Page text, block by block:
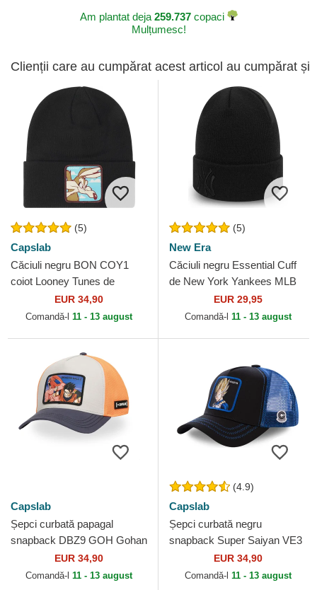
Am plantat deja 259.737copaci
Mulțumesc!
Clienții care au cumpărat acest articol au cumpărat și
(5)
Capslab
Căciuli negru BON COY1
coiot Looney Tunes de
EUR 34,90
Comandă-l 11 - 13 august
(5)
New Era
Căciuli negru Essential Cuff
de New York Yankees MLB
de New EraEUR 29,95
Comandă-l 11 - 13 august
Capslab
Șepci curbată papagal
snapback DBZ9 GOH Gohan
Vs Majin Buu Dragon Ball de
Capslab
EUR 34,90
Comandă-l 11 - 13 august
(4.9)
Capslab
Șepci curbată negru
snapback Super Saiyan VE3
Vegeta Dragon Ball de
Capslab
EUR 34,90
Comandă-l 11 - 13 august